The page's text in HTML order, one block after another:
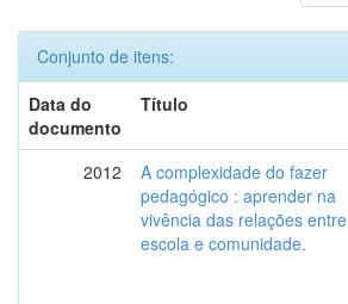
Conjunto de itens:
Data do
documento
Título
2012
A complexidade do fazer
pedagógico : aprender na
vivência das relações entre
escola e comunidade.